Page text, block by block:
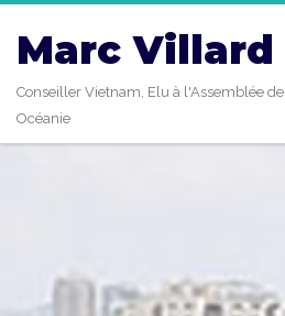
Marc Villard
Conseiller Vietnam, Elu à l'Assemblée
Océanie